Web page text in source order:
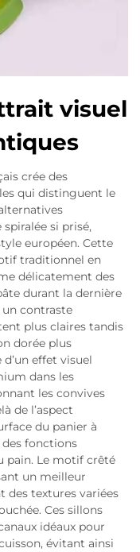
visuel
crée des
qui distinguent le
si prisé,
européen. Cette
traditionnel en
délicatement des
durant la dernière
un contraste
plus claires tandis
dorée plus
effet visuel
dans les
les convives
de l’aspect
du panier à
fonctions
pain. Le motif crêté
un meilleur
des textures variées
Ces sillons
idéaux pour
évitant ainsi